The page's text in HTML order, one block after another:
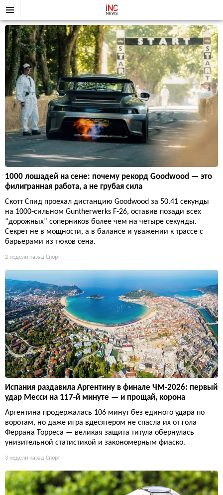
1000 лошадей на сене: почему рекорд Goodwood — это
филигранная работа, а не грубая сила
Скотт Спид проехал дистанцию Goodwood за 50.41 секунды
на 1000‑сильном Guntherwerks F‑26, оставив позади всех
“дорожных” соперников более чем на четыре секунды.
Секрет не в мощности, а в балансе и уважении к трассе с
барьерами из тюков сена.
2 недели назад Спорт
Испания раздавила Аргентину в финале ЧМ-2026: первый
удар Месси на 117-й минуте — и прощай, корона
Аргентина продержалась 106 минут без единого удара по
воротам, но даже игра вдесятером не спасла их от гола
Феррана Торреса — великая защита титула обернулась
унизительной статистикой и закономерным фиаско.
3 недели назад Спорт